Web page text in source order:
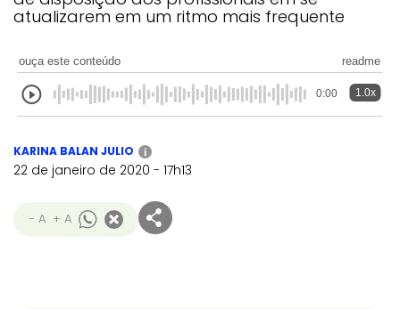
atualizarem em um ritmo mais frequente
ouça este conteúdo readme
0:00 1.0x
KARINA BALAN JULIO i
22 de janeiro de 2020 - 17h13
- A + A